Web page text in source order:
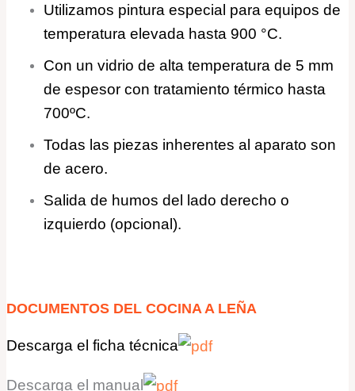
Utilizamos pintura especial para equipos de
temperatura elevada hasta 900 °C.
Con un vidrio de alta temperatura de 5 mm
de espesor con tratamiento térmico hasta
700ºC.
Todas las piezas inherentes al aparato son
de acero.
Salida de humos del lado derecho o
izquierdo (opcional).
DOCUMENTOS DELCOCINA A LEÑA
Descargael fichatécnica
Descarga el manual